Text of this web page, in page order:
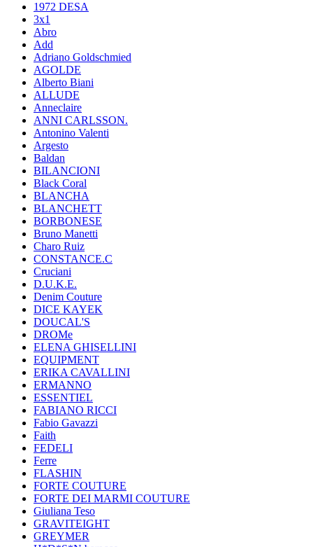
1972 DESA
3x1
Abro
Add
Adriano Goldschmied
AGOLDE
Alberto Biani
ALLUDE
Anneclaire
ANNI CARLSSON.
Antonino Valenti
Argesto
Baldan
BILANCIONI
Black Coral
BLANCHA
BLANCHETT
BORBONESE
Bruno Manetti
Charo Ruiz
CONSTANCE.C
Cruciani
D.U.K.E.
Denim Couture
DICE KAYEK
DOUCAL'S
DROMe
ELENA GHISELLINI
EQUIPMENT
ERIKA CAVALLINI
ERMANNO
ESSENTIEL
FABIANO RICCI
Fabio Gavazzi
Faith
FEDELI
Ferre
FLASHIN
FORTE COUTURE
FORTE DEI MARMI COUTURE
Giuliana Teso
GRAVITEIGHT
GREYMER